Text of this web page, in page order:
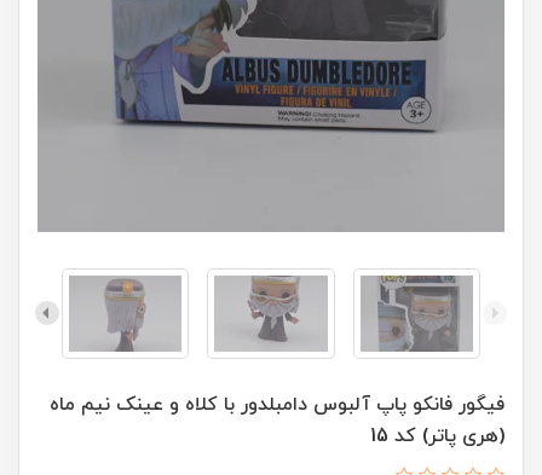
فیگور فانکو پاپ آلبوس دامبلدور با کلاه و عینک نیم ماه
(هری پاتر) کد 15